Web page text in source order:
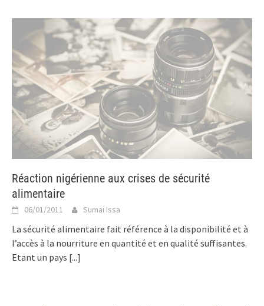
Réaction nigérienne aux crises de sécurité
alimentaire
06/01/2011 Sumai Issa
La sécurité alimentaire fait référence à la disponibilité et à
l’accès à la nourriture en quantité et en qualité suffisantes.
Etant un pays [...]